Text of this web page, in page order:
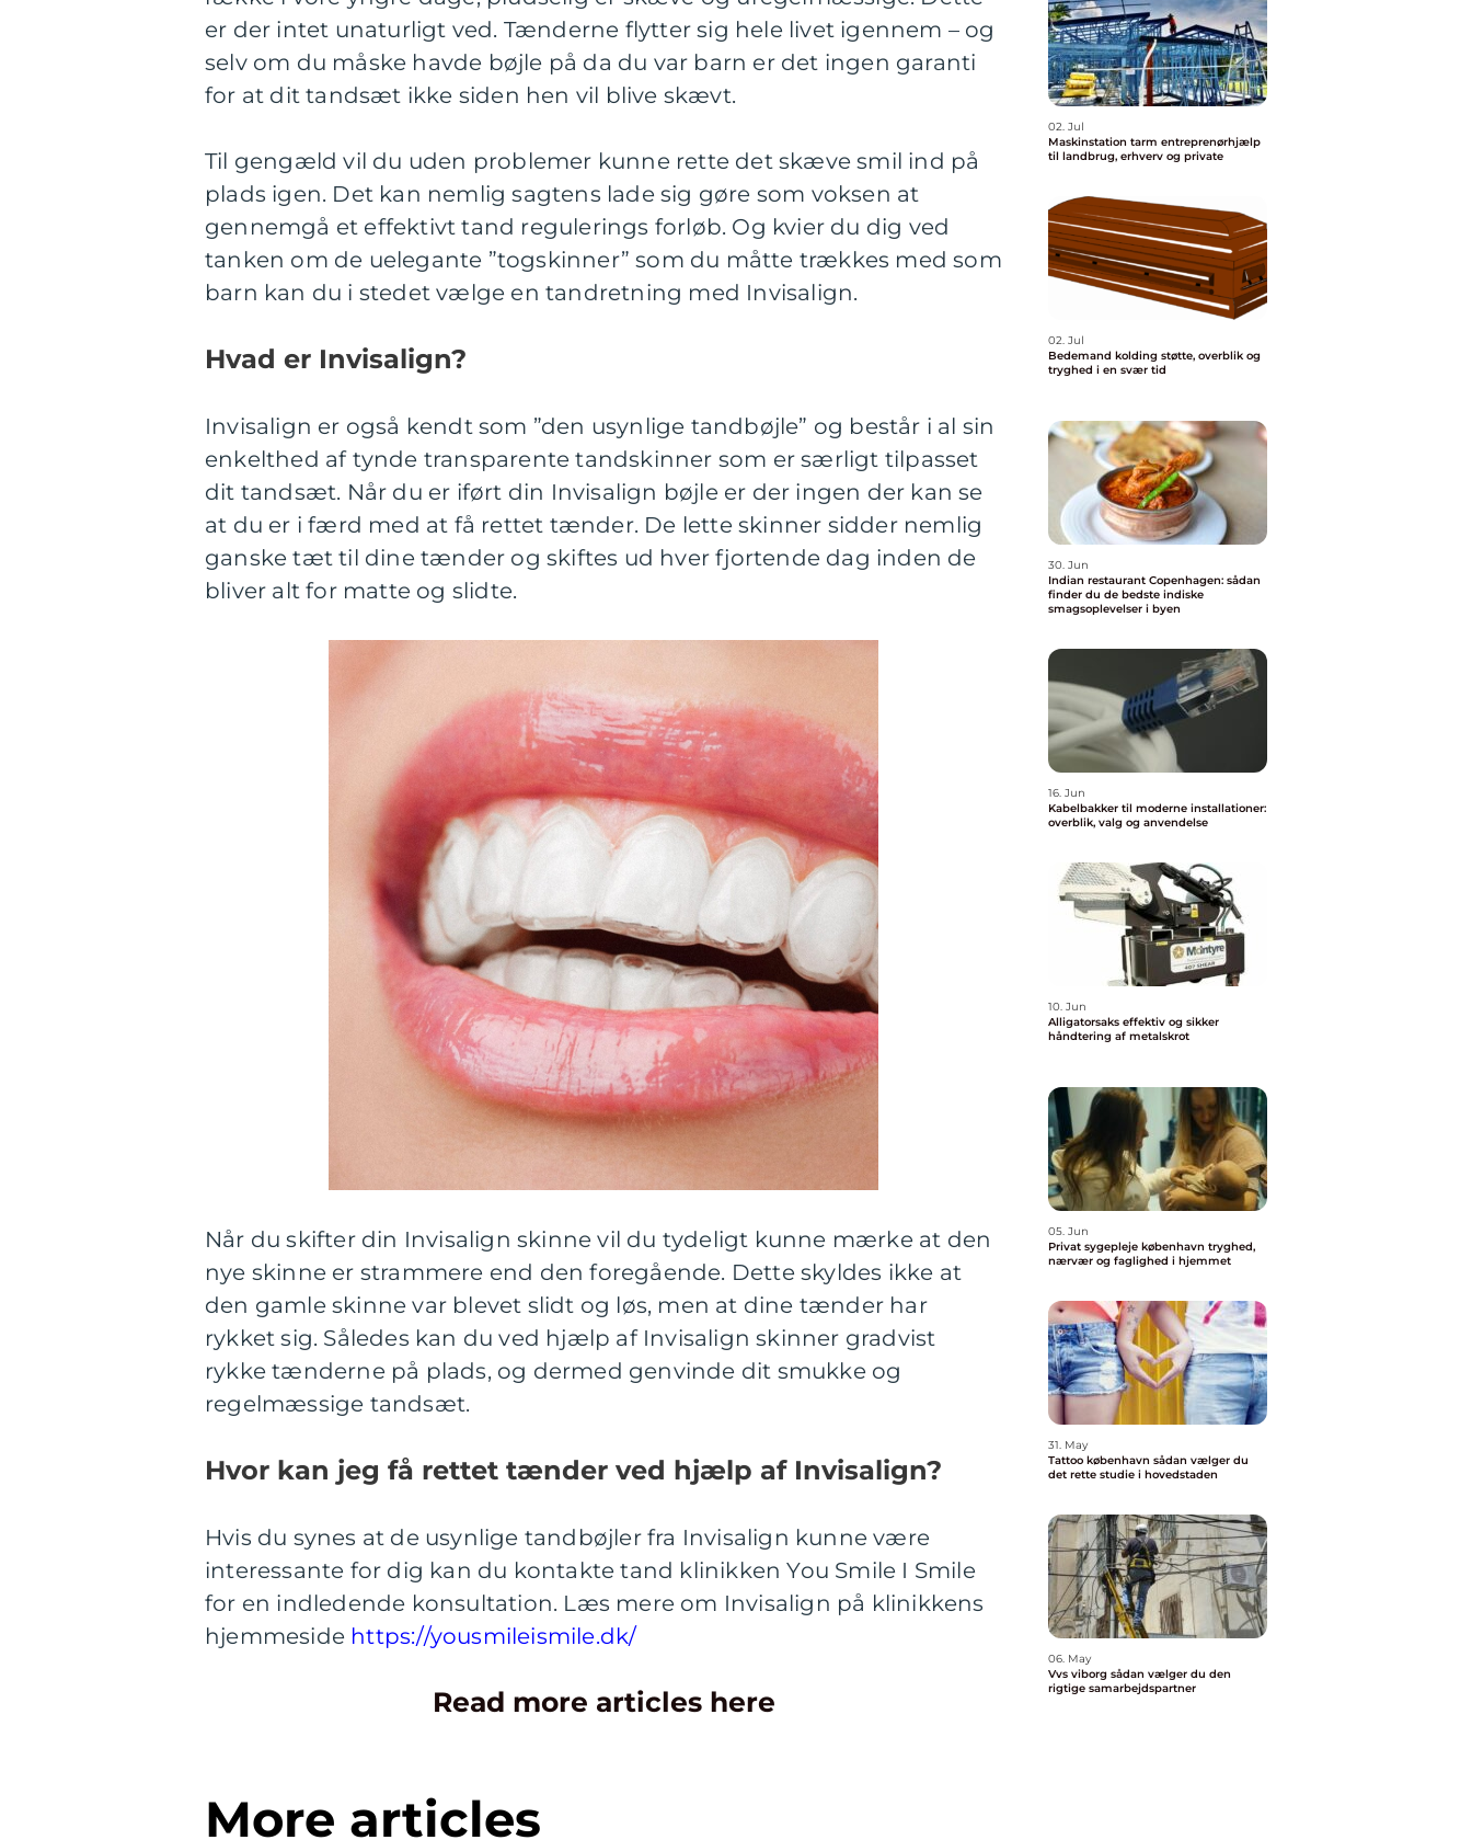
er der intet unaturligt ved. Tænderne flytter sig hele livet igennem – og
selv om du måske havde bøjle på da du var barn er det ingen garanti
for at dit tandsæt ikke siden hen vil blive skævt.
Til gengæld vil du uden problemer kunne rette det skæve smil ind på
plads igen. Det kan nemlig sagtens lade sig gøre som voksen at
gennemgå et effektivt tand regulerings forløb. Og kvier du dig ved
tanken om de uelegante ”togskinner” som du måtte trækkes med som
barn kan du i stedet vælge en tandretning med Invisalign.
Hvad er Invisalign?
Invisalign er også kendt som ”den usynlige tandbøjle” og består i al sin
enkelthed af tynde transparente tandskinner som er særligt tilpasset
dit tandsæt. Når du er iført din Invisalign bøjle er der ingen der kan se
at du er i færd med at få rettet tænder. De lette skinner sidder nemlig
ganske tæt til dine tænder og skiftes ud hver fjortende dag inden de
bliver alt for matte og slidte.
Når du skifter din Invisalign skinne vil du tydeligt kunne mærke at den
nye skinne er strammere end den foregående. Dette skyldes ikke at
den gamle skinne var blevet slidt og løs, men at dine tænder har
rykket sig. Således kan du ved hjælp af Invisalign skinner gradvist
rykke tænderne på plads, og dermed genvinde dit smukke og
regelmæssige tandsæt.
Hvor kan jeg få rettet tænder ved hjælp af Invisalign?
Hvis du synes at de usynlige tandbøjler fra Invisalign kunne være
interessante for dig kan du kontakte tand klinikken You Smile I Smile
for en indledende konsultation. Læs mere om Invisalign på klinikkens
hjemmeside https://yousmileismile.dk/
Read more articles here
More articles
02. Jul
Maskinstation tarm entreprenørhjælp
til landbrug, erhverv og private
02. Jul
Bedemand kolding støtte, overblik og
tryghed i en svær tid
30. Jun
Indian restaurant Copenhagen: sådan
finder du de bedste indiske
smagsoplevelser i byen
16. Jun
Kabelbakker til moderne installationer:
overblik, valg og anvendelse
10. Jun
Alligatorsaks effektiv og sikker
håndtering af metalskrot
05. Jun
Privat sygepleje københavn tryghed,
nærvær og faglighed i hjemmet
31. May
Tattoo københavn sådan vælger du
det rette studie i hovedstaden
06. May
Vvs viborg sådan vælger du den
rigtige samarbejdspartner